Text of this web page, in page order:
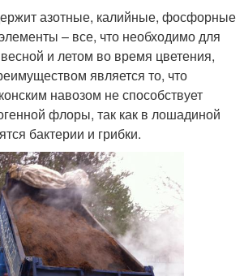
азотные, калийные, фосфорные
– все, что необходимо для
и летом во время цветения,
является то, что
навозом не способствует
флоры, так как в лошадиной
бактерии и грибки.